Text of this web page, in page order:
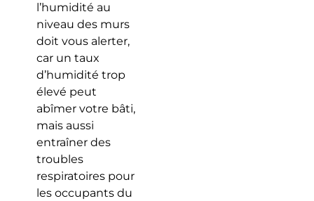
l’humidité au
niveau des murs
doit vous alerter,
car un taux
d’humidité trop
élevé peut
abîmer votre bâti,
mais aussi
entraîner des
troubles
respiratoires pour
les occupants du